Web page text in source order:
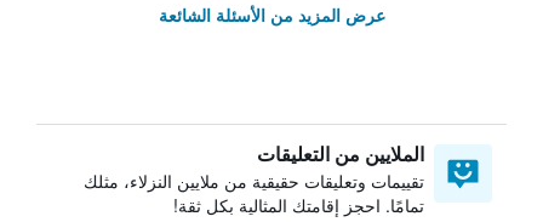
عرض المزيد من الأسئلة الشائعة
الملايين من التعليقات
تقييمات وتعليقات حقيقية من ملايين النزلاء، مثلك
تمامًا. احجز إقامتك المثالية بكل ثقة!